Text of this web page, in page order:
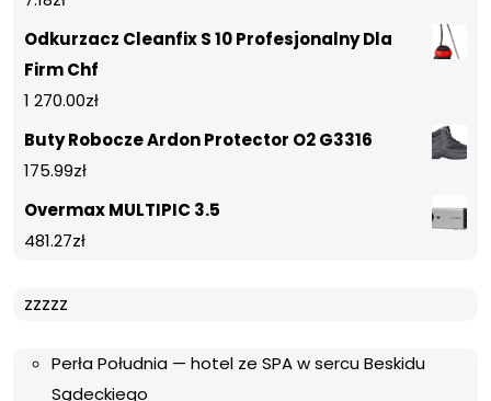
Odkurzacz Cleanfix S 10 Profesjonalny Dla
Firm Chf
1 270.00zł
Buty Robocze Ardon Protector O2 G3316
175.99zł
Overmax MULTIPIC 3.5
481.27zł
zzzzz
Perła Południa — hotel ze SPA w sercu Beskidu
Sądeckiego